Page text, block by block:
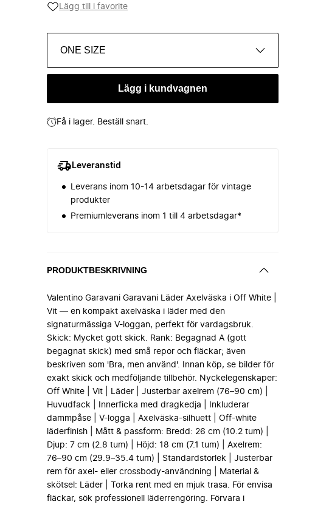
Lägg till i favorite
ONE SIZE
Lägg i kundvagnen
Få i lager. Beställ snart.
Leveranstid
Leverans inom 10-14 arbetsdagar för vintage
produkter
Premiumleverans inom 1 till 4 arbetsdagar*
PRODUKTBESKRIVNING
Valentino Garavani Garavani Läder Axelväska i Off White |
Vit — en kompakt axelväska i läder med den
signaturmässiga V-loggan, perfekt för vardagsbruk.
Skick: Mycket gott skick. Rank: Begagnad A (gott
begagnat skick) med små repor och fläckar; även
beskriven som 'Bra, men använd'. Innan köp, se bilder för
exakt skick och medföljande tillbehör. Nyckelegenskaper:
Off White | Vit | Läder | Justerbar axelrem (76–90 cm) |
Huvudfack | Innerficka med dragkedja | Inkluderar
dammpåse | V-logga | Axelväska-silhuett | Off-white
läderfinish | Mått & passform: Bredd: 26 cm (10.2 tum) |
Djup: 7 cm (2.8 tum) | Höjd: 18 cm (7.1 tum) | Axelrem:
76–90 cm (29.9–35.4 tum) | Standardstorlek | Justerbar
rem för axel- eller crossbody-användning | Material &
skötsel: Läder | Torka rent med en mjuk trasa. För envisa
fläckar, sök professionell läderrengöring. Förvara i